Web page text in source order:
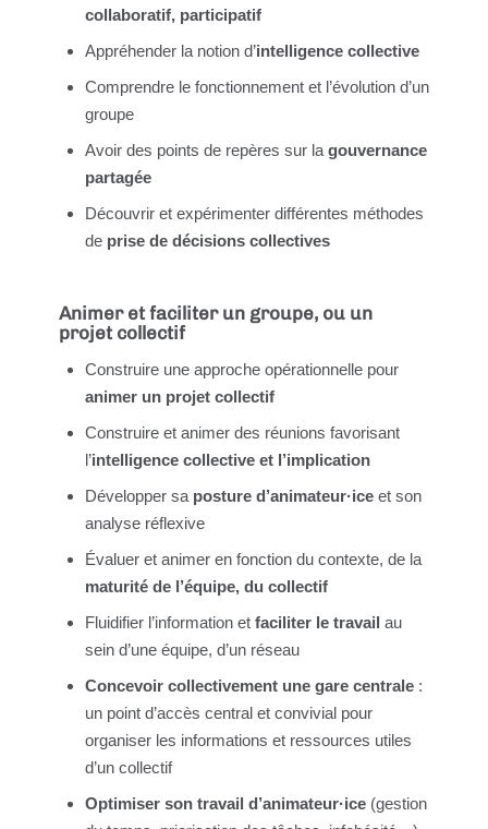
collaboratif, participatif
Appréhender la notion d’intelligence collective
Comprendre le fonctionnement et l’évolution d’un
groupe
Avoir des points de repères sur la gouvernance
partagée
Découvrir et expérimenter différentes méthodes
de prise de décisions collectives
Animer et faciliter un groupe, ou un
projet collectif
Construire une approche opérationnelle pour
animer un projet collectif
Construire et animer des réunions favorisant
l’intelligence collective et l’implication
Développer sa posture d’animateur·ice et son
analyse réflexive
Évaluer et animer en fonction du contexte, de la
maturité de l’équipe, du collectif
Fluidifier l’information et faciliter le travail au
sein d’une équipe, d’un réseau
Concevoir collectivement une gare centrale :
un point d’accès central et convivial pour
organiser les informations et ressources utiles
d’un collectif
Optimiser son travail d’animateur·ice (gestion